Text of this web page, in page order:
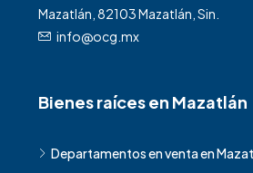
Mazatlán, 82103 Mazatlán, Sin.
info@ocg.mx
Bienes raíces en Mazatlán
Departamentos en venta en